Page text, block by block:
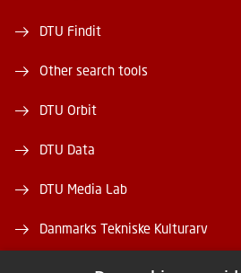
DTU Findit
Other search tools
DTU Orbit
DTU Data
DTU Media Lab
Danmarks Tekniske Kulturarv